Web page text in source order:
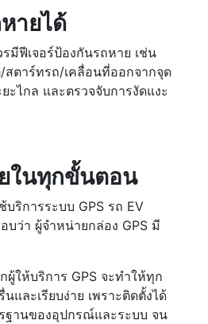
ายได้
มีฟีเจอร์ป้องกันรถหาย เช่น
/สตาร์ทรถ/เคลื่อนที่ออกจากจุด
ะไกล และตรวจจับการงัดแงะ
ในทุกขั้นตอน
ริการระบบ GPS รถ EV
บว่า ผู้จำหน่ายกล่อง GPS มี
ผู้ให้บริการ GPS จะทำให้ทุก
นและเรียบง่าย เพราะติดตั้งได้
ฐานของอุปกรณ์และระบบ จน